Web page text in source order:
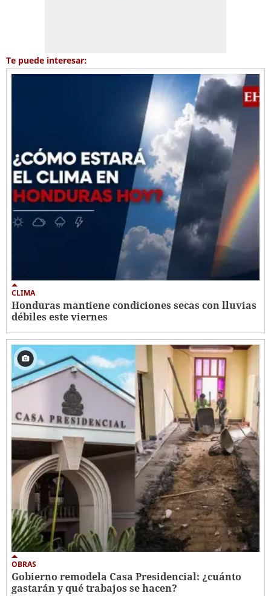
Te puede interesar:
CLIMA
Honduras mantiene condiciones secas con lluvias
débiles este viernes
OBRAS
Gobierno remodela Casa Presidencial: ¿cuánto
gastarán y qué trabajos se hacen?